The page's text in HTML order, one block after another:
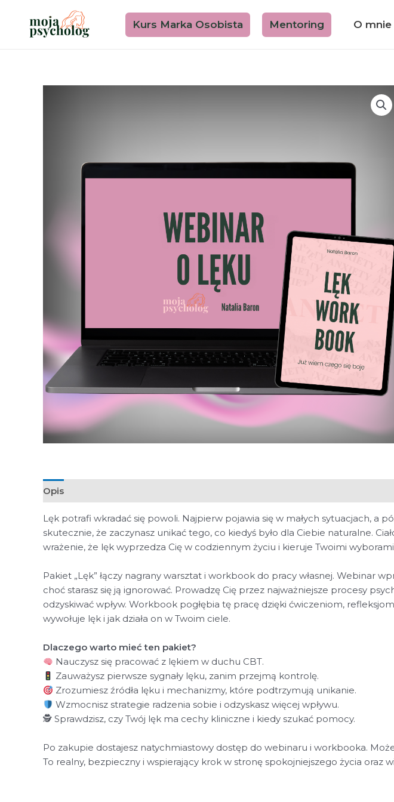
content
Kurs Marka Osobista Mentoring O mnie
Opis
Lęk potrafi wkradać się powoli. Najpierw pojawia się w małych sytuacjach, a
skutecznie, że zaczynasz unikać tego, co kiedyś było dla Ciebie naturalne.
wrażenie, że lęk wyprzedza Cię w codziennym życiu i kieruje Twoimi
Pakiet „Lęk” łączy nagrany warsztat i workbook do pracy własnej. Webinar
choć starasz się ją ignorować. Prowadzę Cię przez najważniejsze procesy
odzyskiwać wpływ. Workbook pogłębia tę pracę dzięki ćwiczeniom,
wywołuje lęk i jak działa on w Twoim ciele.
Dlaczego warto mieć ten pakiet?
Nauczysz się pracować z lękiem w duchu CBT.
Zauważysz pierwsze sygnały lęku, zanim przejmą kontrolę.
Zrozumiesz źródła lęku i mechanizmy, które podtrzymują unikanie.
Wzmocnisz strategie radzenia sobie i odzyskasz więcej wpływu.
🕵️ Sprawdzisz, czy Twój lęk ma cechy kliniczne i kiedy szukać pomocy.
Po zakupie dostajesz natychmiastowy dostęp do webinaru i workbooka.
To realny, bezpieczny i wspierający krok w stronę spokojniejszego życia oraz